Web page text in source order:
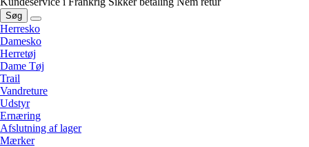
Søg
Herresko
Damesko
Herretøj
Dame Tøj
Trail
Vandreture
Udstyr
Ernæring
Afslutning af lager
Mærker